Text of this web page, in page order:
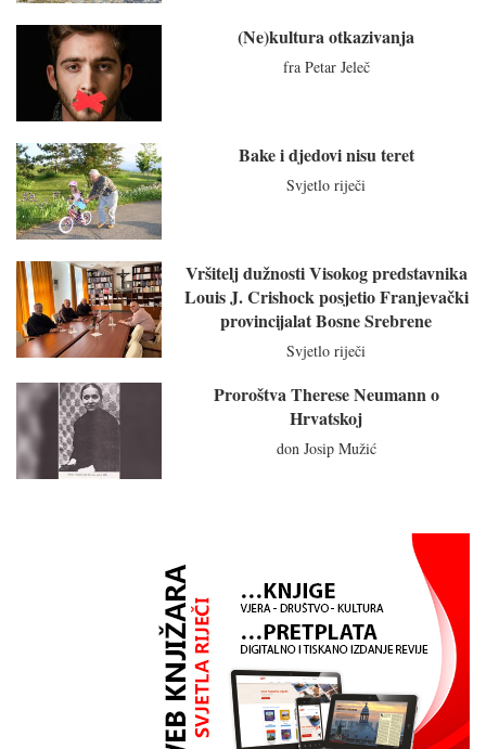
(Ne)kultura otkazivanja
fra Petar Jeleč
Bake i djedovi nisu teret
Svjetlo riječi
Vršitelj dužnosti Visokog predstavnika
Louis J. Crishock posjetio Franjevački
provincijalat Bosne Srebrene
Svjetlo riječi
Proroštva Therese Neumann o
Hrvatskoj
don Josip Mužić